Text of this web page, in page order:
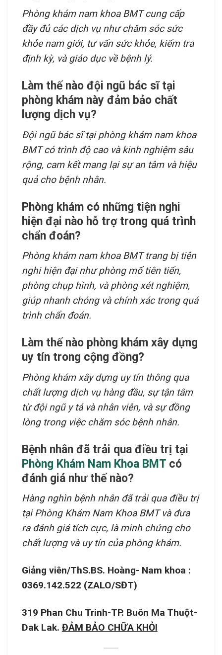
Phòng khám nam khoa BMT cung cấp
đầy đủ các dịch vụ như chăm sóc sức
khỏe nam giới, tư vấn sức khỏe, kiểm tra
định kỳ, và giáo dục về bệnh lý.
Làm thế nào đội ngũ bác sĩ tại
phòng khám này đảm bảo chất
lượng dịch vụ?
Đội ngũ bác sĩ tại phòng khám nam khoa
BMT có trình độ cao và kinh nghiệm sâu
rộng, cam kết mang lại sự an tâm và hiệu
quả cho bệnh nhân.
Phòng khám có những tiện nghi
hiện đại nào hỗ trợ trong quá trình
chẩn đoán?
Phòng khám nam khoa BMT trang bị tiện
nghi hiện đại như phòng mổ tiên tiến,
phòng chụp hình, và phòng xét nghiệm,
giúp nhanh chóng và chính xác trong quá
trình chẩn đoán.
Làm thế nào phòng khám xây dựng
uy tín trong cộng đồng?
Phòng khám xây dựng uy tín thông qua
chất lượng dịch vụ hàng đầu, sự tận tâm
từ đội ngũ y tá và nhân viên, và sự đồng
lòng trong việc chăm sóc bệnh nhân.
Bệnh nhân đã trải qua điều trị tại
Phòng Khám Nam Khoa BMTcó
đánh giá như thế nào?
Hàng nghìn bệnh nhân đã trải qua điều trị
tại Phòng Khám Nam Khoa BMT và đưa
ra đánh giá tích cực, là minh chứng cho
chất lượng và uy tín của phòng khám.
Giảng viên/ThS.BS. Hoàng- Nam khoa :
0369.142.522 (ZALO/SĐT)
319 Phan Chu Trinh-TP. Buôn Ma Thuột-
Dak Lak. ĐẢM BẢO CHỮA KHỎI